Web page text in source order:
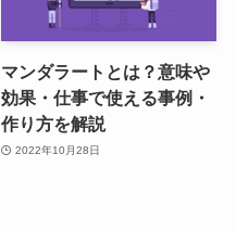
マンダラートとは？意味や
効果・仕事で使える事例・
作り方を解説
2022年10月28日